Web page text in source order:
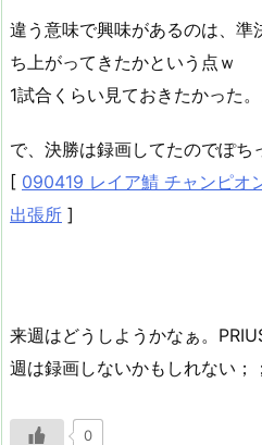
違う意味で興味があるのは、準
ち上がってきたかという点ｗ
1試合くらい見ておきたかった。
で、決勝は録画してたのでぽち
[ 090419 レイア鯖 チャンピオ
出張所 ]
来週はどうしようかなぁ。
週は録画しないかもしれない；；
0